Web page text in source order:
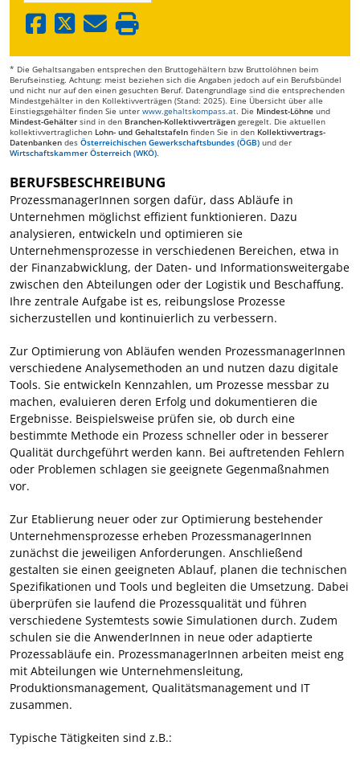
* Die Gehaltsangaben entsprechen den Bruttogehältern bzw Bruttolöhnen beim
Berufseinstieg. Achtung: meist beziehen sich die Angaben jedoch auf ein Berufsbündel
und nicht nur auf den einen gesuchten Beruf. Datengrundlage sind die entsprechenden
Mindestgehälter in den Kollektivverträgen (Stand: 2025). Eine Übersicht über alle
Einstiegsgehälter finden Sie unter www.gehaltskompass.at. Die Mindest-Löhne und
Mindest-Gehälter sind in den Branchen-Kollektivverträgen geregelt. Die aktuellen
kollektivvertraglichen Lohn- und Gehaltstafeln finden Sie in den Kollektivvertrags-
Datenbanken des Österreichischen Gewerkschaftsbundes (ÖGB) und der
Wirtschaftskammer Österreich (WKÖ).
BERUFSBESCHREIBUNG
ProzessmanagerInnen sorgen dafür, dass Abläufe in
Unternehmen möglichst effizient funktionieren. Dazu
analysieren, entwickeln und optimieren sie
Unternehmensprozesse in verschiedenen Bereichen, etwa in
der Finanzabwicklung, der Daten- und Informationsweitergabe
zwischen den Abteilungen oder der Logistik und Beschaffung.
Ihre zentrale Aufgabe ist es, reibungslose Prozesse
sicherzustellen und kontinuierlich zu verbessern.
Zur Optimierung von Abläufen wenden ProzessmanagerInnen
verschiedene Analysemethoden an und nutzen dazu digitale
Tools. Sie entwickeln Kennzahlen, um Prozesse messbar zu
machen, evaluieren deren Erfolg und dokumentieren die
Ergebnisse. Beispielsweise prüfen sie, ob durch eine
bestimmte Methode ein Prozess schneller oder in besserer
Qualität durchgeführt werden kann. Bei auftretenden Fehlern
oder Problemen schlagen sie geeignete Gegenmaßnahmen
vor.
Zur Etablierung neuer oder zur Optimierung bestehender
Unternehmensprozesse erheben ProzessmanagerInnen
zunächst die jeweiligen Anforderungen. Anschließend
gestalten sie einen geeigneten Ablauf, planen die technischen
Spezifikationen und Tools und begleiten die Umsetzung. Dabei
überprüfen sie laufend die Prozessqualität und führen
verschiedene Systemtests sowie Simulationen durch. Zudem
schulen sie die AnwenderInnen in neue oder adaptierte
Prozessabläufe ein. ProzessmanagerInnen arbeiten meist eng
mit Abteilungen wie Unternehmensleitung,
Produktionsmanagement, Qualitätsmanagement und IT
zusammen.
Typische Tätigkeiten sind z.B.: